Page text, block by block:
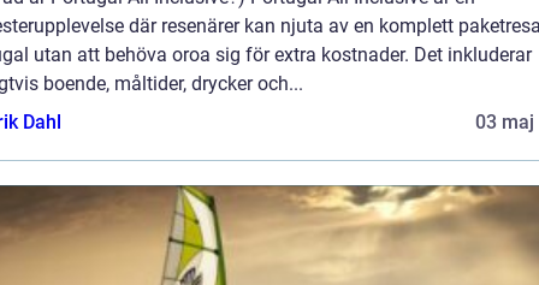
där resenärer kan njuta av en komplett
utan att behöva oroa sig för extra kostnader. Det inkluderar
boende, måltider, drycker och...
Dahl
03 maj